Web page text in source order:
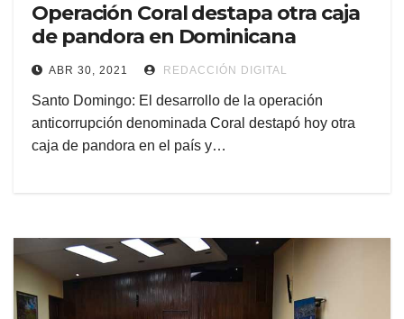
Operación Coral destapa otra caja
de pandora en Dominicana
ABR 30, 2021 REDACCIÓN DIGITAL
Santo Domingo: El desarrollo de la operación
anticorrupción denominada Coral destapó hoy otra
caja de pandora en el país y…